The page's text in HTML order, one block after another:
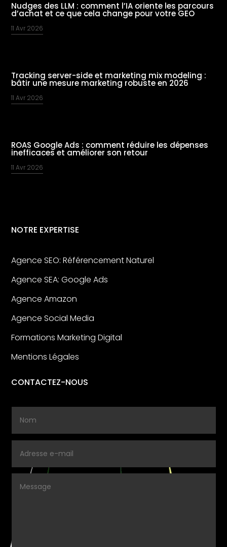
Nudges des LLM : comment l’IA oriente les parcours
d’achat et ce que cela change pour votre GEO
11 Avr 2026
Tracking server-side et marketing mix modeling :
bâtir une mesure marketing robuste en 2026
11 Avr 2026
ROAS Google Ads : comment réduire les dépenses
inefficaces et améliorer son retour
11 Avr 2026
NOTRE EXPERTISE
Agence SEO: Référencement Naturel
Agence SEA: Google Ads
Agence Amazon
Agence Social Media
Formations Marketing Digital
Mentions Légales
CONTACTEZ-NOUS